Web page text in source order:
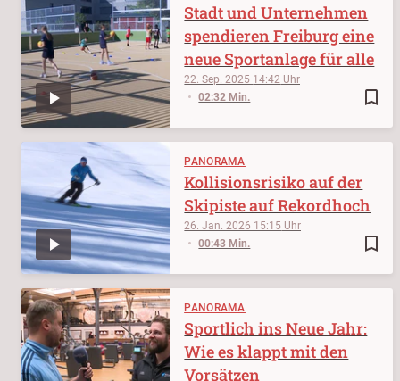
bookmark_border
22. Sep. 2025 14:42
02:32 Min.
Stadt und Unternehmen
spendieren Freiburg eine
neue Sportanlage für alle
PANORAMA
bookmark_border
26. Jan. 2026 15:15
00:43 Min.
Kollisionsrisiko auf der
Skipiste auf Rekordhoch
PANORAMA
Sportlich ins Neue Jahr:
Wie es klappt mit den
Vorsätzen